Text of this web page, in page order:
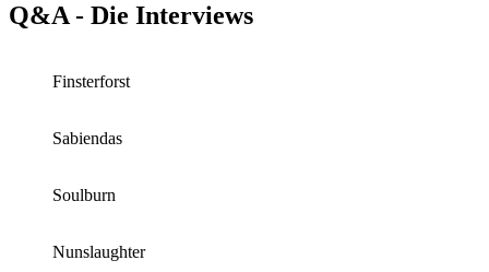
Q&A - Die Interviews
Finsterforst
Sabiendas
Soulburn
Nunslaughter